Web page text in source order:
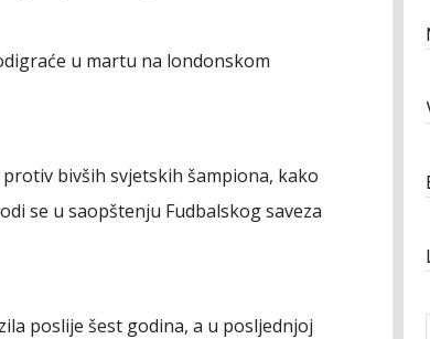
u martu na londonskom
bivših svjetskih šampiona, kako
se u saopštenju Fudbalskog saveza
poslije šest godina, a u posljednjoj